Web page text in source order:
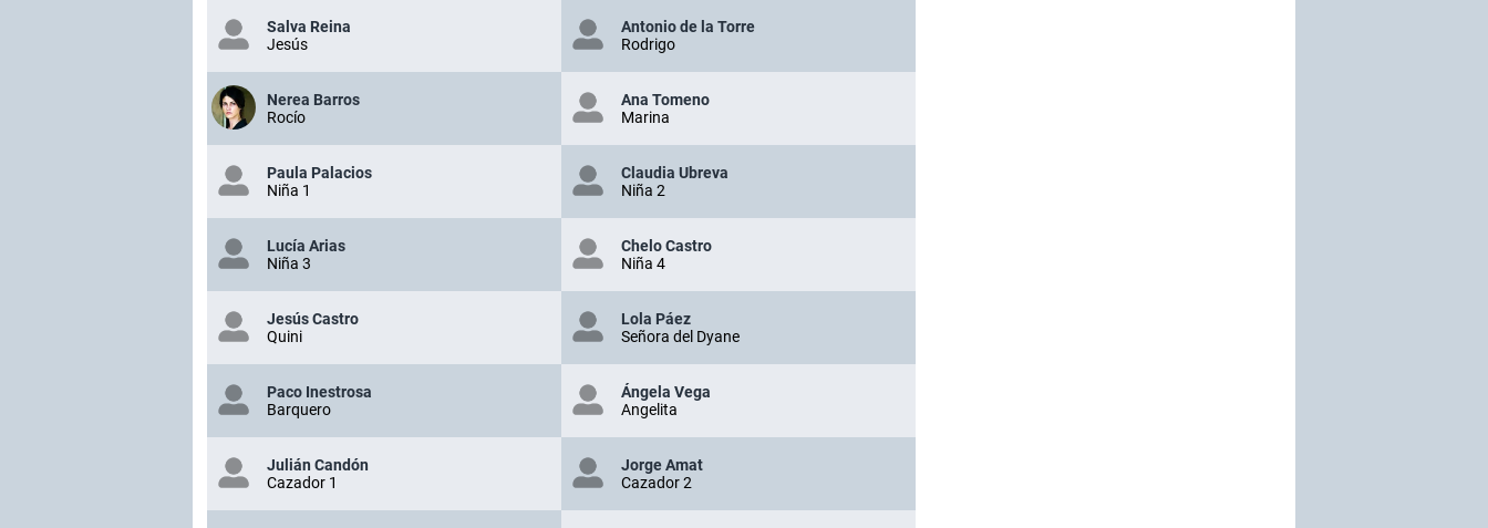
Salva Reina
Jesús
Antonio de la Torre
Rodrigo
Nerea Barros
Rocío
Ana Tomeno
Marina
Paula Palacios
Niña 1
Claudia Ubreva
Niña 2
Lucía Arias
Niña 3
Chelo Castro
Niña 4
Jesús Castro
Quini
Lola Páez
Señora del Dyane
Paco Inestrosa
Barquero
Ángela Vega
Angelita
Julián Candón
Cazador 1
Jorge Amat
Cazador 2